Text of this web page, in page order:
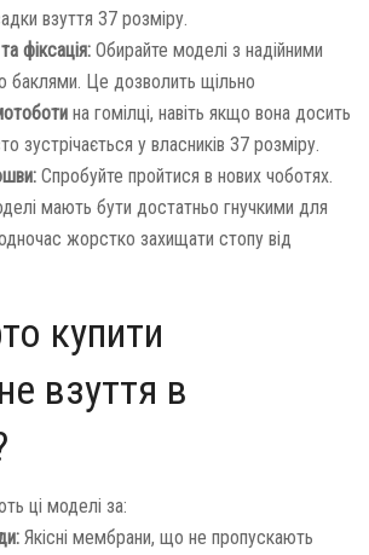
взуття 37 розміру.
фіксація: Обирайте моделі з надійними
баклями. Це дозволить щільно
на гомілці, навіть якщо вона досить
зустрічається у власників 37 розміру.
Спробуйте пройтися в нових чоботях.
мають бути достатньо гнучкими для
жорстко захищати стопу від
купити
взуття в
ці моделі за:
Якісні мембрани, що не пропускають